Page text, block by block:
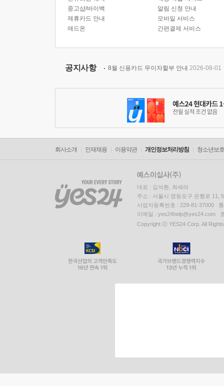
중고샵/바이백
제휴카드 안내
애드온
알림 신청 안내
모바일 서비스
간편결제 서비스
공지사항 8월 신용카드 무이자할부 안내 2026-08-01
회사소개 인재채용 이용약관 개인정보처리방침 청소년보
대표 : 김석환, 최세라
주소 : 서울시 영등포구 은행로 11,
사업자등록번호 : 229-81-37000
이메일 : yes24help@yes24.com
Copyright ⓒ YES24 Corp. All